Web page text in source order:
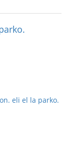
eli el la parko.